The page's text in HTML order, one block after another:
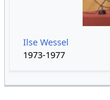
Ilse Wessel
1973-1977